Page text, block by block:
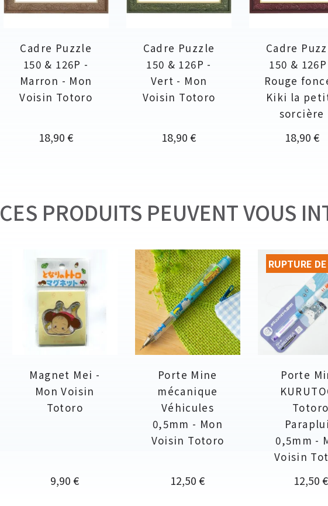
Cadre Puzzle
150 & 126P -
Marron - Mon
Voisin Totoro
Prix
18,90 €
Cadre Puzzle
150 & 126P -
Vert - Mon
Voisin Totoro
Prix
18,90 €
Cadre
150 &
Rouge
Kiki la
sorcière
Prix
18,90 €
CES PRODUITS PEUVENT VOUS
Magnet Mei -
Mon Voisin
Totoro
Prix
9,90 €
Porte Mine
mécanique
Véhicules
0,5mm - Mon
Voisin Totoro
Prix
12,50 €
Porte
Totoro
0,5mm -
Voisin
Prix
12,50 €
RUPTURE